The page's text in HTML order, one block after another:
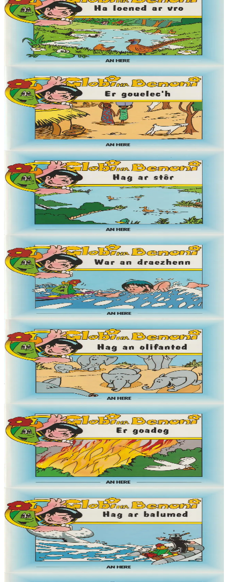
Globi ha Benoni - Ha loened ar vro (10)
« Demat, Globi eo ma anv, ha deuet on war an Douar da welet ma
mignon Benoni. Pell-pell amzer zo e oa ken brav ar blanedenn
m'edon o vevañ hag an Douar....
Er stok4,50 €
6 vloaz hag ouzhpenn
Globi ha Benoni - Er gouelec'h (9)
« Demat, Globi eo ma anv, ha deuet on war an Douar da welet ma
mignon Benoni. Pell-pell amzer zo e oa ken brav ar blanedenn
m'edon o vevañ hag an Douar....
Er stok4,50 €
6 vloaz hag ouzhpenn
Globi ha Benoni - Hag ar stêr (8)
« Demat, Globi eo ma anv, ha deuet on war an Douar da welet ma
mignon Benoni. Pell-pell amzer zo e oa ken brav ar blanedenn
m'edon o vevañ hag an Douar....
Er stok4,50 €
6 vloaz hag ouzhpenn
Globi ha Benoni - War an draezhenn (7)
« Demat, Globi eo ma anv, ha deuet on war an Douar da welet ma
mignon Benoni. Pell-pell amzer zo e oa ken brav ar blanedenn
m'edon o vevañ hag an Douar....
Er stok4,50 €
6 vloaz hag ouzhpenn
Globi ha Benoni - Hag an olifanted (6)
« Demat, Globi eo ma anv, ha deuet on war an Douar da welet ma
mignon Benoni. Pell-pell amzer zo e oa ken brav ar blanedenn
m'edon o vevañ hag an Douar....
Er stok4,50 €
6 vloaz hag ouzhpenn
Globi ha Benoni - Er goadeg (5)
« Demat, Globi eo ma anv, ha deuet on war an Douar da welet ma
mignon Benoni. Pell-pell amzer zo e oa ken brav ar blanedenn
m'edon o vevañ hag an Douar....
Er stok4,50 €
6 vloaz hag ouzhpenn
Globi ha Benoni - Hag ar balumed (4)
« Demat, Globi eo ma anv, ha deuet on war an Douar da welet ma
mignon Benoni. Pell-pell amzer zo e oa ken brav ar blanedenn
m'edon o vevañ hag an Douar....
Er stok4,50 €
6 vloaz hag ouzhpenn